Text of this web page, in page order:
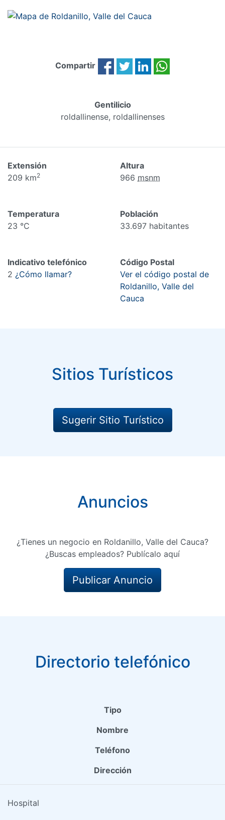
Compartir
Gentilicio
roldallinense, roldallinenses
Extensión
209 km2
Altura
966 msnm
Temperatura
23 °C
Población
33.697 habitantes
Indicativo telefónico
2 ¿Cómo llamar?
Código Postal
Ver el código postal de
Roldanillo, Valle del
Cauca
Sitios Turísticos
Sugerir Sitio Turístico
Anuncios
¿Tienes un negocio en Roldanillo, Valle del Cauca?
¿Buscas empleados? Publícalo aquí
Publicar Anuncio
Directorio telefónico
Tipo
Nombre
Teléfono
Dirección
Hospital